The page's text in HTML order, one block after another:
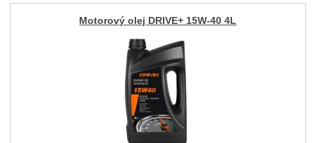
Motorový olej DRIVE+ 15W-40 4L